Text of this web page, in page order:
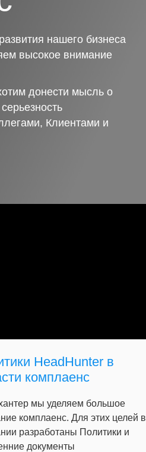
нашего бизнеса
высокое внимание
донести мысль о
Клиентами и
HeadHunter в
комплаенс
мы уделяем большое
комплаенс. Для этих целей в
разработаны Политики и
документы